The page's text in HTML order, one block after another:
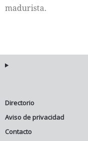
madurista.
Directorio
Aviso de privacidad
Contacto